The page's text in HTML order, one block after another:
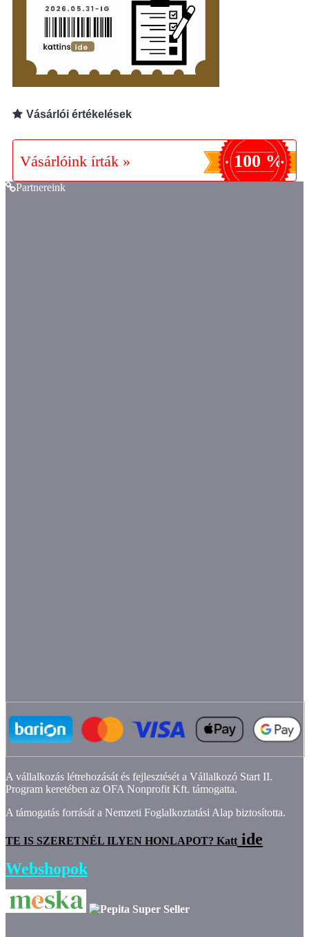
Vásárlói értékelések
Vásárlóink írták » 100 %
Partnereink
A vállalkozás létrehozását és fejlesztését a Vállalkozó Start II.
Program keretében az OFA Nonprofit Kft. támogatta.
A támogatás forrását a Nemzeti Foglalkoztatási Alap biztosította.
TE IS SZERETNÉL ILYEN HONLAPOT? Katt ide
Webshopok